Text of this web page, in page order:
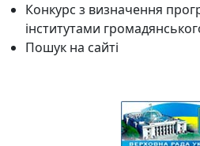
Конкурс з визначення
інститутами
Пошук на сайті